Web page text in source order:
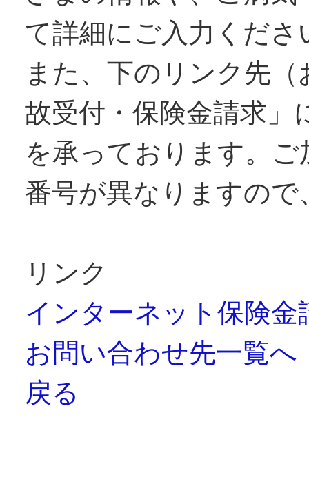
て詳細にご入力くださ
また、下のリンク先
故受付・保険金請求」
を承っております。
番号が異なりますの
リンク
インターネット保険金
お問い合わせ先一覧へ
戻る